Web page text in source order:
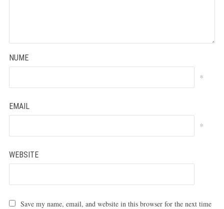
NUME
*
EMAIL
*
WEBSITE
Save my name, email, and website in this browser for the next time